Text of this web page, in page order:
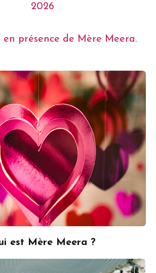
2026
présence de Mère Meera.
est Mère Meera ?